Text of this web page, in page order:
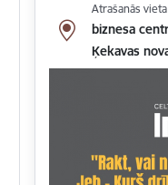
Atrašanās vieta
biznesa
Ķekavas